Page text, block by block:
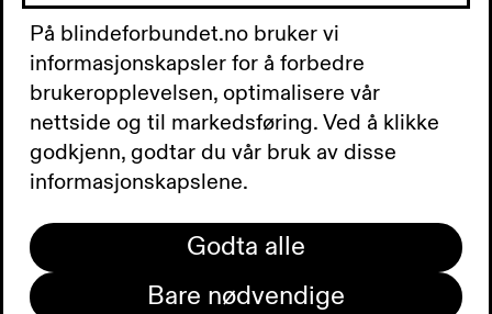
Radio Z Podkast 20.
september 2024: Boktips
fra Tibi. Hjemmekontoret.
Tilbud der du bor. Dagens
aviser:
0:00 0:00
På blindeforbundet.no bruker vi
informasjonskapsler for å forbedre
brukeropplevelsen, optimalisere vår
nettside og til markedsføring. Ved å klikke
godkjenn, godtar du vår bruk av disse
informasjonskapslene.
Godta alle
Bare nødvendige